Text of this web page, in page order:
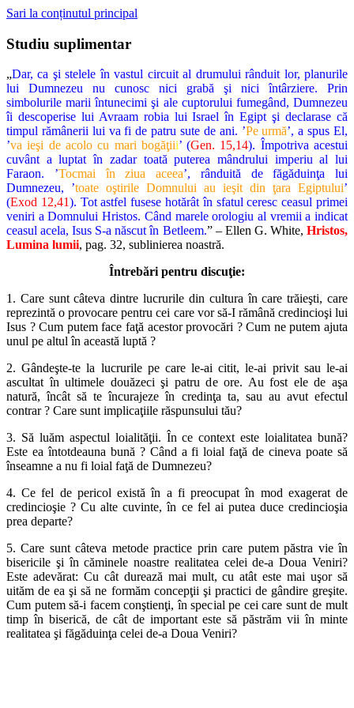
Sari la conținutul principal
Studiu suplimentar
„Dar, ca şi stelele în vastul circuit al drumului rânduit lor, planurile
lui Dumnezeu nu cunosc nici grabă şi nici întârziere. Prin
simbolurile marii întunecimi şi ale cuptorului fumegând, Dumnezeu
îi descoperise lui Avraam robia lui Israel în Egipt şi declarase că
timpul rămânerii lui va fi de patru sute de ani. ’Pe urmă’, a spus El,
’va ieşi de acolo cu mari bogăţiii’ (Gen. 15,14). Împotriva acestui
cuvânt a luptat în zadar toată puterea mândrului imperiu al lui
Faraon. ’Tocmai în ziua aceea’, rânduită de făgăduinţa lui
Dumnezeu, ’toate oştirile Domnului au ieşit din ţara Egiptului’
(Exod 12,41). Tot astfel fusese hotărât în sfatul ceresc ceasul primei
veniri a Domnului Hristos. Când marele orologiu al vremii a indicat
ceasul acela, Isus S-a născut în Betleem.” – Ellen G. White, Hristos,
Lumina lumii, pag. 32, sublinierea noastră.
Întrebări pentru discuţie:
1. Care sunt câteva dintre lucrurile din cultura în care trăieşti, care
reprezintă o provocare pentru cei care vor să-I rămână credincioşi lui
Isus ? Cum putem face faţă acestor provocări ? Cum ne putem ajuta
unul pe altul în această luptă ?
2. Gândeşte-te la lucrurile pe care le-ai citit, le-ai privit sau le-ai
ascultat în ultimele douăzeci şi patru de ore. Au fost ele de aşa
natură, încât să te încurajeze în credinţa ta, sau au avut efectul
contrar ? Care sunt implicaţiile răspunsului tău?
3. Să luăm aspectul loialităţii. În ce context este loialitatea bună?
Este ea întotdeauna bună ? Când a fi loial faţă de cineva poate să
înseamne a nu fi loial faţă de Dumnezeu?
4. Ce fel de pericol există în a fi preocupat în mod exagerat de
credincioşie ? Cu alte cuvinte, în ce fel ai putea duce credincioşia
prea departe?
5. Care sunt câteva metode practice prin care putem păstra vie în
bisericile şi în căminele noastre realitatea celei de-a Doua Veniri?
Este adevărat: Cu cât durează mai mult, cu atât este mai uşor să
uităm de ea şi să ne formăm concepţii şi practici de gândire greşite.
Cum putem să-i facem conştienţi, în special pe cei care sunt de mult
timp în biserică, de cât de important este să păstrăm vii în minte
realitatea şi făgăduinţa celei de-a Doua Veniri?